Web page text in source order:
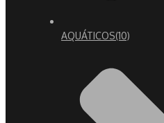
AQUÁTICOS(10)